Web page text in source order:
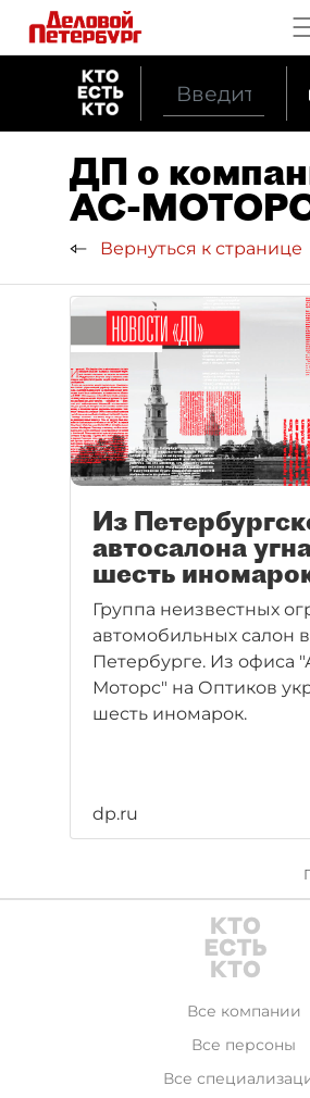
ДП о
АС-
Вернуться к странице
Из
автосалона
шесть
Группа неизвестных
автомобильных салон в
Петербурге. Из офиса
Моторс" на Оптиков
шесть иномарок.
dp.ru
Все компании
Все персоны
Все